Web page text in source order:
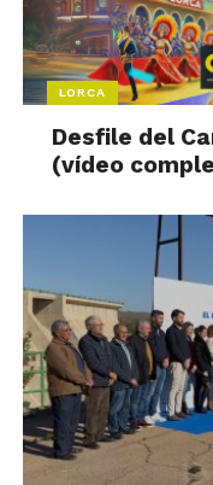
LORCA
Desfile del
(vídeo